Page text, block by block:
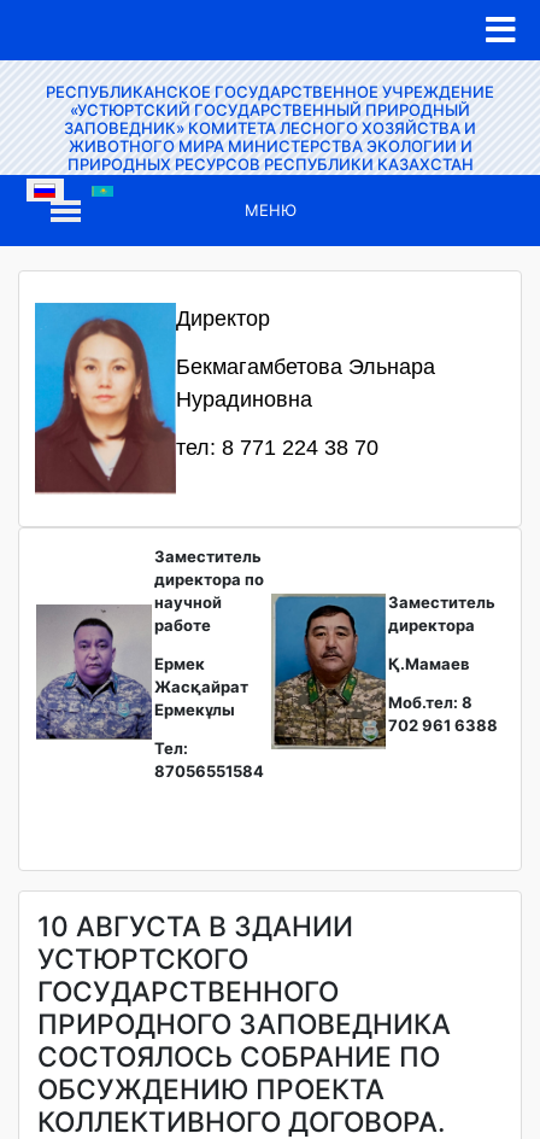
РЕСПУБЛИКАНСКОЕ ГОСУДАРСТВЕННОЕ УЧРЕЖДЕНИЕ
«УСТЮРТСКИЙ ГОСУДАРСТВЕННЫЙ ПРИРОДНЫЙ
ЗАПОВЕДНИК» КОМИТЕТА ЛЕСНОГО ХОЗЯЙСТВА И
ЖИВОТНОГО МИРА МИНИСТЕРСТВА ЭКОЛОГИИ И
ПРИРОДНЫХ РЕСУРСОВ РЕСПУБЛИКИ КАЗАХСТАН
МЕНЮ
Директор
Бекмагамбетова Эльнара
Нурадиновна
тел: 8 771 224 38 70
Заместитель
директора по
научной
работе
Ермек
Жасқайрат
Ермекұлы
Тел:
87056551584
Заместитель
директора
Қ.Мамаев
Моб.тел: 8
702 961 6388
10 АВГУСТА В ЗДАНИИ
УСТЮРТСКОГО
ГОСУДАРСТВЕННОГО
ПРИРОДНОГО ЗАПОВЕДНИКА
СОСТОЯЛОСЬ СОБРАНИЕ ПО
ОБСУЖДЕНИЮ ПРОЕКТА
КОЛЛЕКТИВНОГО ДОГОВОРА.